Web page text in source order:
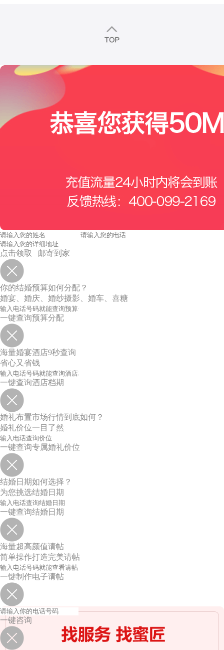
点击领取 邮寄到家
你的结婚预算如何分配？
婚宴、婚庆、婚纱摄影、婚车、喜糖
一键查询预算分配
海量婚宴酒店9秒查询
省心又省钱
一键查询酒店档期
婚礼布置市场行情到底如何？
婚礼价位一目了然
一键查询专属婚礼价位
结婚日期如何选择？
为您挑选结婚日期
一键查询结婚日期
海量超高颜值请帖
简单操作打造完美请帖
一键制作电子请帖
一键咨询